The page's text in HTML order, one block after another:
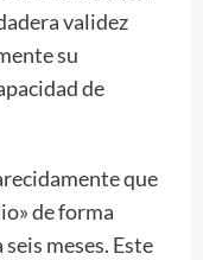
validez
su
de
que
de forma
meses. Este